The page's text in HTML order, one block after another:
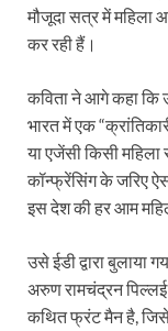
मौजूदा सत्र में महिला
कर रही हैं।
कविता ने आगे कहा कि
भारत में एक
या एजेंसी किसी महिला
कॉन्फ्रेंसिंग के जरिए
इस देश की हर आम
उसे ईडी द्वारा बुलाया
अरुण रामचंद्रन
कथित फ्रंट मैन है,